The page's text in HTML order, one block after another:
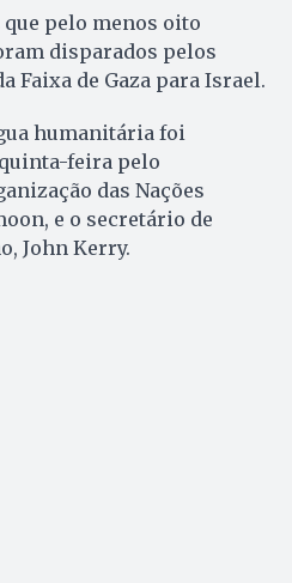
pelo menos oito
disparados pelos
Faixa de Gaza para Israel.
humanitária foi
feira pelo
das Nações
e o secretário de
John Kerry.